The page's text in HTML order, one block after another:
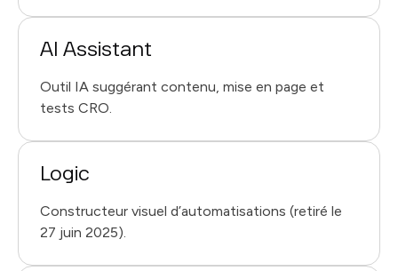
AI Assistant
Outil IA suggérant contenu, mise en page et
tests CRO.
Logic
Constructeur visuel d’automatisations (retiré le
27 juin 2025).